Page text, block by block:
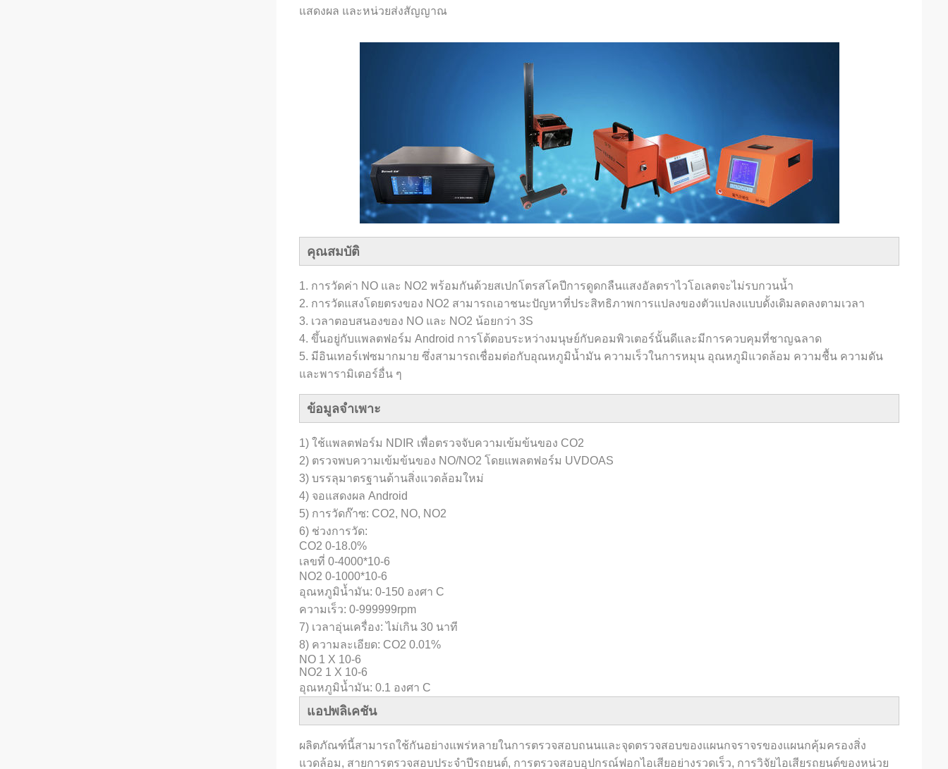
แสดงผล และหน่วยส่งสัญญาณ
คุณสมบัติ
1. การวัดค่า NO และ NO2 พร้อมกันด้วยสเปกโตรสโคปีการดูดกลืนแสงอัลตราไวโอเลตจะไม่รบกวนน้ำ
2. การวัดแสงโดยตรงของ NO2 สามารถเอาชนะปัญหาที่ประสิทธิภาพการแปลงของตัวแปลงแบบดั้งเดิมลดลงตามเวลา
3. เวลาตอบสนองของ NO และ NO2 น้อยกว่า 3S
4. ขึ้นอยู่กับแพลตฟอร์ม Android การโต้ตอบระหว่างมนุษย์กับคอมพิวเตอร์นั้นดีและมีการควบคุมที่ชาญฉลาด
5. มีอินเทอร์เฟซมากมาย ซึ่งสามารถเชื่อมต่อกับอุณหภูมิน้ำมัน ความเร็วในการหมุน อุณหภูมิแวดล้อม ความชื้น ความดัน
และพารามิเตอร์อื่น ๆ
ข้อมูลจำเพาะ
1) ใช้แพลตฟอร์ม NDIR เพื่อตรวจจับความเข้มข้นของ CO2
2) ตรวจพบความเข้มข้นของ NO/NO2 โดยแพลตฟอร์ม UVDOAS
3) บรรลุมาตรฐานด้านสิ่งแวดล้อมใหม่
4) จอแสดงผล Android
5) การวัดก๊าซ: CO2, NO, NO2
6) ช่วงการวัด:
CO2 0-18.0%
เลขที่ 0-4000*10-6
NO2 0-1000*10-6
อุณหภูมิน้ำมัน: 0-150 องศา C
ความเร็ว: 0-999999rpm
7) เวลาอุ่นเครื่อง: ไม่เกิน 30 นาที
8) ความละเอียด: CO2 0.01%
NO 1 X 10-6
NO2 1 X 10-6
อุณหภูมิน้ำมัน: 0.1 องศา C
แอปพลิเคชัน
ผลิตภัณฑ์นี้สามารถใช้กันอย่างแพร่หลายในการตรวจสอบถนนและจุดตรวจสอบของแผนกจราจรของแผนกคุ้มครองสิ่ง
แวดล้อม, สายการตรวจสอบประจำปีรถยนต์, การตรวจสอบอุปกรณ์ฟอกไอเสียอย่างรวดเร็ว, การวิจัยไอเสียรถยนต์ของหน่วย